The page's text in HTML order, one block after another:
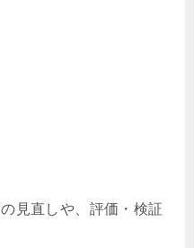
見直しや、評価・検証